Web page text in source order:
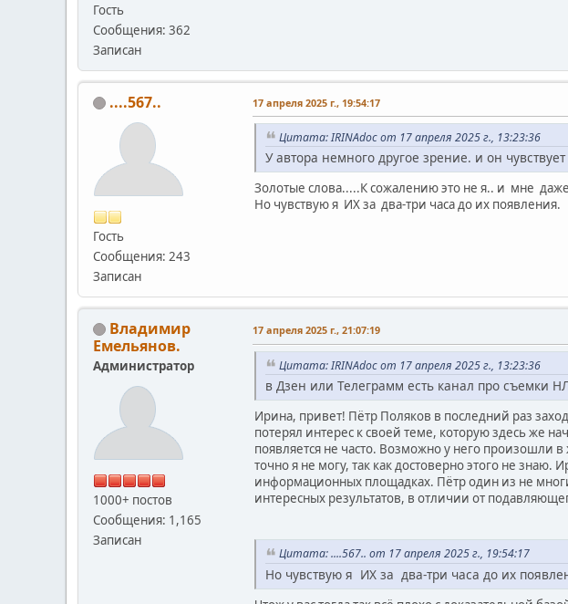
Гость
Сообщения: 362
Записан
....567..
Гость
Сообщения: 243
Записан
17 апреля 2025 г., 19:54:17
Цитата: IRINAdoc от 17 апреля 2025 г., 13:23:36
У автора немного другое зрение. и он
Золотые слова.....К сожалению это не я.. и мне
Но чувствую я ИХ за два-три часа до их появления.
Владимир
Емельянов.
Администратор
1000+ постов
Сообщения: 1,165
Записан
17 апреля 2025 г., 21:07:19
Цитата: IRINAdoc от 17 апреля 2025 г., 13:23:36
в Дзен или Телеграмм есть канал про съемки
Ирина, привет! Пётр Поляков в последний раз
потерял интерес к своей теме, которую здесь же
появляется не часто. Возможно у него произошли
точно я не могу, так как достоверно этого не
информационных площадках. Пётр один из не
интересных результатов, в отличии от
Цитата: ....567.. от 17 апреля 2025 г., 19:54:17
Но чувствую я ИХ за два-три часа до их